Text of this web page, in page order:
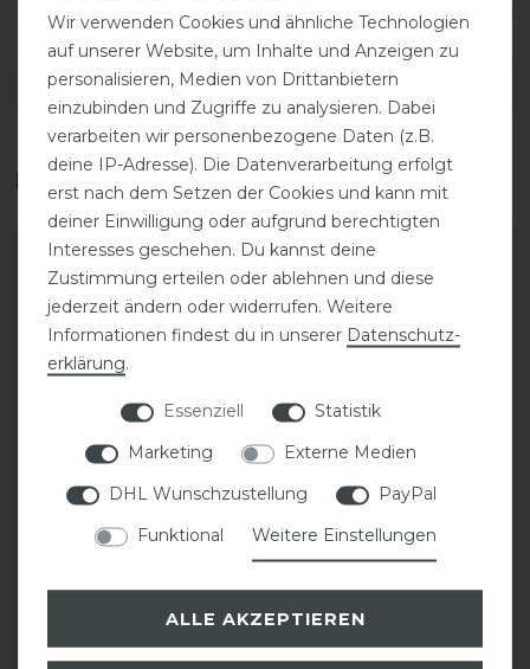
DETAILS ZUR PRODUKTSICHERHEIT
Das perfekte Zubehör für dich
DeNiro Sporenriemen
28,00 € *
-20%
Pikeur Kniestrumpf
statt 19,95 €
15,96 € *
1 Paar
Wir verwenden Cookies und ähnliche Technologien
auf unserer Website, um Inhalte und Anzeigen zu
personalisieren, Medien von Drittanbietern
einzubinden und Zugriffe zu analysieren. Dabei
verarbeiten wir personenbezogene Daten (z.B.
deine IP-Adresse). Die Datenverarbeitung erfolgt
erst nach dem Setzen der Cookies und kann mit
deiner Einwilligung oder aufgrund berechtigten
Interesses geschehen. Du kannst deine
Zustimmung erteilen oder ablehnen und diese
jederzeit ändern oder widerrufen. Weitere
Informationen findest du in unserer Daten­schutz­
erklärung.
Essenziell
Statistik
Marketing
Externe Medien
DHL Wunschzustellung
PayPal
Funktional
Weitere Einstellungen
ALLE AKZEPTIEREN